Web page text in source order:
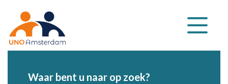
Klap
navigatie
Waar bent u naar op zoek?